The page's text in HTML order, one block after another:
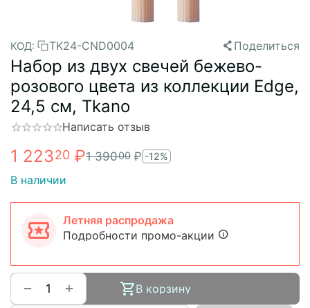
КОД: TK24-CND0004 Поделиться
Набор из двух свечей бежево-
розового цвета из коллекции Edge,
24,5 см, Tkano
Написать отзыв
1 22320 ₽1 39000 ₽ -12%
В наличии
Летняя распродажа
Подробности промо-акции
+
−
В корзину